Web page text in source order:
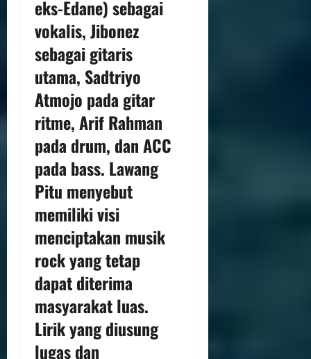
eks-Edane) sebagai
vokalis, Jibonez
sebagai gitaris
utama, Sadtriyo
Atmojo pada gitar
ritme, Arif Rahman
pada drum, dan ACC
pada bass. Lawang
Pitu menyebut
memiliki visi
menciptakan musik
rock yang tetap
dapat diterima
masyarakat luas.
Lirik yang diusung
lugas dan